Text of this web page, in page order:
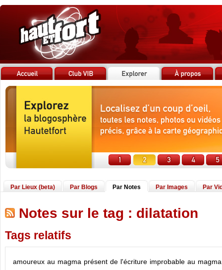
Par Lieux (beta) Par Blogs Par Notes Par Images Par
Notes sur le tag : dilatation
Tags relatifs
amoureux au magma présent de l'écriture improbable au